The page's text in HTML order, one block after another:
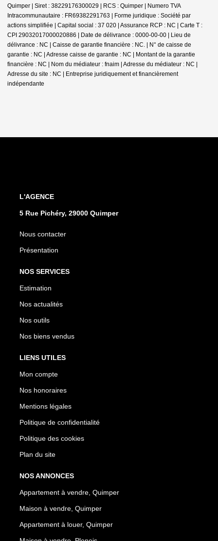
Quimper | Siret : 38229176300029 | RCS : Quimper | Numero TVA
Intracommunautaire : FR69382291763 | Forme juridique : Société par
actions simplifiée | Capital social : 37 020 | Assurance RCP : NC | Carte T :
CPI 29032017000020886 | Date de délivrance : 0000-00-00 | Lieu de
délivrance : NC | Caisse de garantie financière : NC. | N° de caisse de
garantie : NC | Adresse caisse de garantie : NC | Montant de la garantie
financière : NC | Nom du médiateur : fnaim | Adresse du médiateur : NC |
Adresse du site : NC | Entreprise juridiquement et financièrement
indépendante
L'AGENCE
5 Rue Pichéry, 29000 Quimper
Nous contacter
Présentation
NOS SERVICES
Estimation
Nos actualités
Nos outils
Nos biens vendus
LIENS UTILES
Mon compte
Nos honoraires
Mentions légales
Politique de confidentialité
Politique des cookies
Plan du site
NOS ANNONCES
Appartement à vendre, Quimper
Maison à vendre, Quimper
Appartement à louer, Quimper